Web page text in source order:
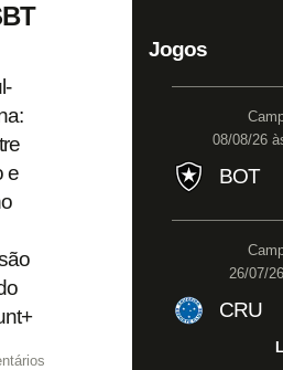
e
Jogos
08/08/26
BOT
26/07/
CRU